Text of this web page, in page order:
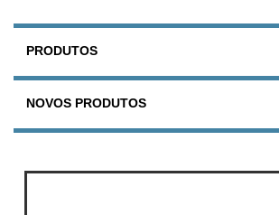
PRODUTOS
NOVOS PRODUTOS